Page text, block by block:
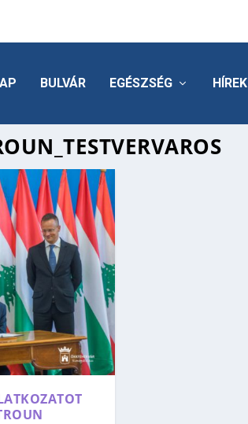
BULVÁR EGÉSZSÉG HÍREK